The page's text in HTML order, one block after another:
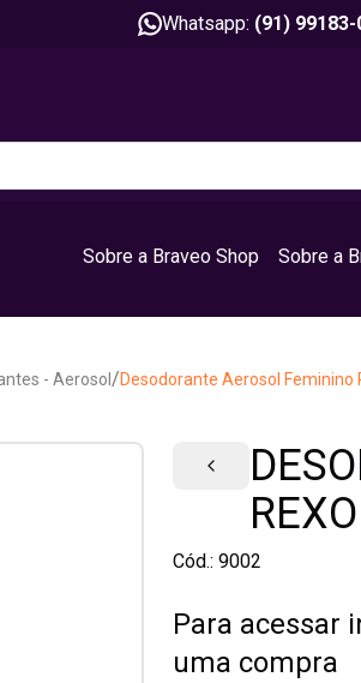
Whatsapp: (91) 99183-
Sobre a Braveo Shop Sobre a
- Aerosol /Desodorante Aerosol
Cód.: 9002
Para acessar
uma compra